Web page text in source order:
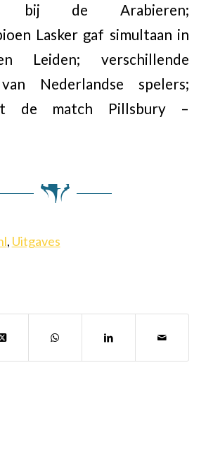
bij de Arabieren;
Lasker gaf simultaan in
Leiden; verschillende
Nederlandse spelers;
de match Pillsbury –
, Uitgaves